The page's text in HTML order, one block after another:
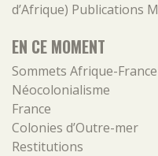
d’Afrique) Publications
EN CE MOMENT
Sommets Afrique-France
Néocolonialisme
France
Colonies d’Outre-mer
Restitutions